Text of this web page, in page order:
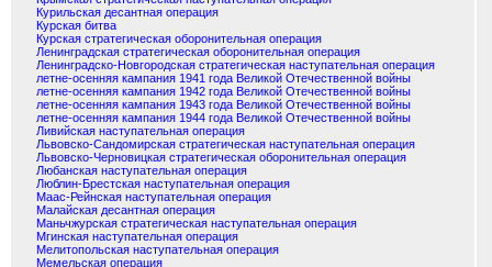
Курильская десантная операция
Курская битва
Курская стратегическая оборонительная операция
Ленинградская стратегическая оборонительная операция
Ленинградско-Новгородская стратегическая наступательная операция
летне-осенняя кампания 1941 года Великой Отечественной войны
летне-осенняя кампания 1942 года Великой Отечественной войны
летне-осенняя кампания 1943 года Великой Отечественной войны
летне-осенняя кампания 1944 года Великой Отечественной войны
Ливийская наступательная операция
Львовско-Сандомирская стратегическая наступательная операция
Львовско-Черновицкая стратегическая оборонительная операция
Любанская наступательная операция
Люблин-Брестская наступательная операция
Маас-Рейнская наступательная операция
Малайская десантная операция
Маньчжурская стратегическая наступательная операция
Мгинская наступательная операция
Мелитопольская наступательная операция
Мемельская операция